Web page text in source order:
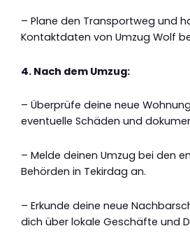
– Plane den Transportweg und
Kontaktdaten von Umzug Wolf
4. Nach dem Umzug:
– Überprüfe deine neue
eventuelle Schäden und
– Melde deinen Umzug bei den
Behörden in Tekirdag an.
– Erkunde deine neue
dich über lokale Geschäfte und